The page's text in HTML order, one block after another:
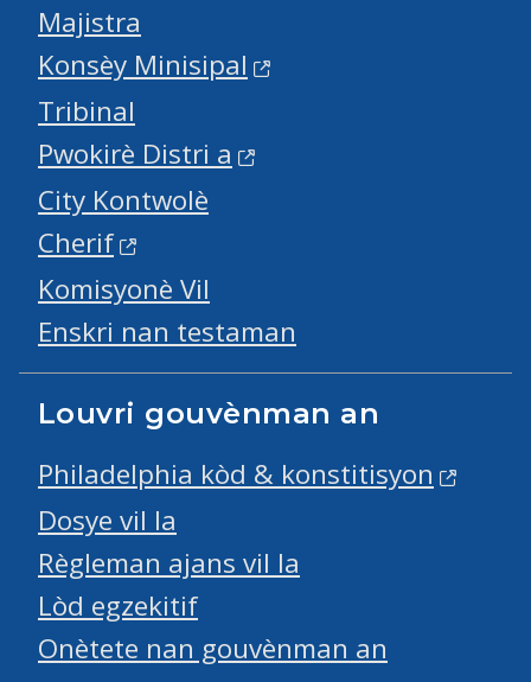
Majistra
Konsèy Minisipal
Tribinal
Pwokirè Distri a
City Kontwolè
Cherif
Komisyonè Vil
Enskri nan testaman
Louvri gouvènman an
Philadelphia kòd & konstitisyon
Dosye vil la
Règleman ajans vil la
Lòd egzekitif
Onètete nan gouvènman an